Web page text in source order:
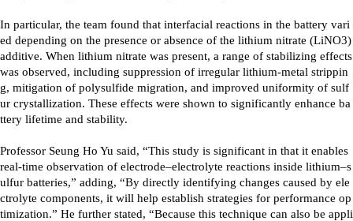
In particular, the team found that interfacial reactions in the battery vari
ed depending on the presence or absence of the lithium nitrate (LiNO3)
additive. When lithium nitrate was present, a range of stabilizing effects
was observed, including suppression of irregular lithium-metal strippin
g, mitigation of polysulfide migration, and improved uniformity of sulf
ur crystallization. These effects were shown to significantly enhance ba
ttery lifetime and stability.
Professor Seung Ho Yu said, “This study is significant in that it enables
real-time observation of electrode–electrolyte reactions inside lithium–s
ulfur batteries,” adding, “By directly identifying changes caused by ele
ctrolyte components, it will help establish strategies for performance op
timization.” He further stated, “Because this technique can also be appli